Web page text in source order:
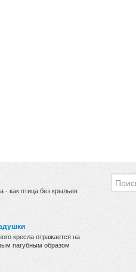
- как птица без крыльев
кресла отражается на
пагубным образом